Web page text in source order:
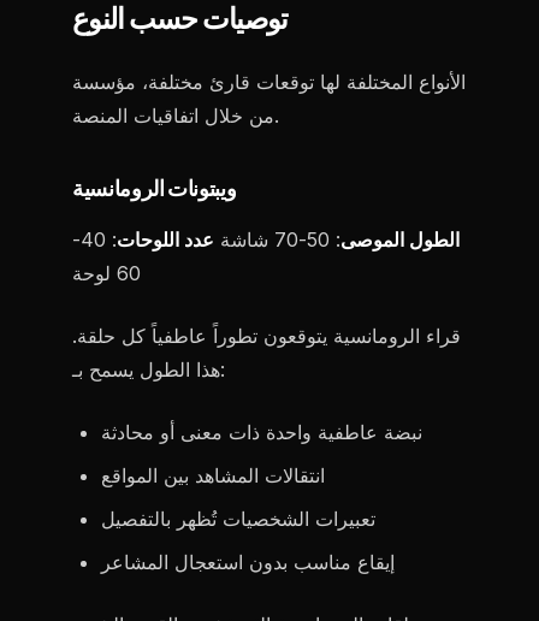
توصيات حسب النوع
الأنواع المختلفة لها توقعات قارئ مختلفة، مؤسسة
من خلال اتفاقيات المنصة.
ويبتونات الرومانسية
الطول الموصى: 50-70 شاشة عدد اللوحات
: 40-
60 لوحة
قراء الرومانسية يتوقعون تطوراً عاطفياً كل حلقة.
هذا الطول يسمح بـ:
نبضة عاطفية واحدة ذات معنى أو محادثة
انتقالات المشاهد بين المواقع
تعبيرات الشخصيات تُظهر بالتفصيل
إيقاع مناسب بدون استعجال المشاعر